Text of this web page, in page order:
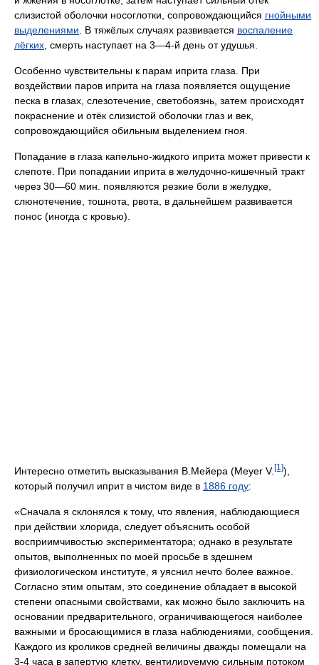
слизистой оболочки носоглотки, сопровождающийся гнойными
выделениями . В тяжёлых случаях развивается воспаление
лёгких , смерть наступает на 3—4-й день от удушья.
Особенно чувствительны к парам иприта глаза. При
воздействии паров иприта на глаза появляется ощущение
песка в глазах, слезотечение, светобоязнь, затем происходят
покраснение и отёк слизистой оболочки глаз и век,
сопровождающийся обильным выделением гноя.
Попадание в глаза капельно-жидкого иприта может привести к
слепоте. При попадании иприта в желудочно-кишечный тракт
через 30—60 мин. появляются резкие боли в желудке,
слюнотечение, тошнота, рвота, в дальнейшем развивается
понос (иногда с кровью).
Интересно отметить высказывания В.Мейера (Meyer V.[1]),
который получил иприт в чистом виде в 1886 году:
«Сначала я склонялся к тому, что явления, наблюдающиеся
при действии хлорида, следует объяснить особой
восприимчивостью экспериментатора; однако в результате
опытов, выполненных по моей просьбе в здешнем
физиологическом институте, я уяснил нечто более важное.
Согласно этим опытам, это соединение обладает в высокой
степени опасными свойствами, как можно было заключить на
основании предварительного, ограничивающегося наиболее
важными и бросающимися в глаза наблюдениями, сообщения.
Каждого из кроликов средней величины дважды помещали на
3-4 часа в запертую клетку, вентилируемую сильным потоком